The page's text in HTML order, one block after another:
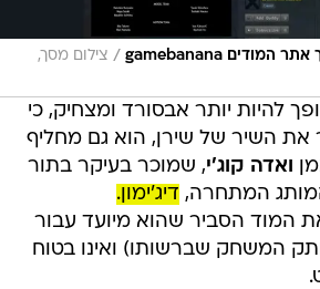
/ צילום מסך,
להיות יותר אבסורד ומצחיק, כי
השיר של שירן, הוא גם מחליף
ואדה קוג'י, שמוכר בעיקר בתור
המתחרה, דיג'ימון.
הסביר שהוא מיועד עבור
עותק המשחק שברשותו) ואינו בטוח